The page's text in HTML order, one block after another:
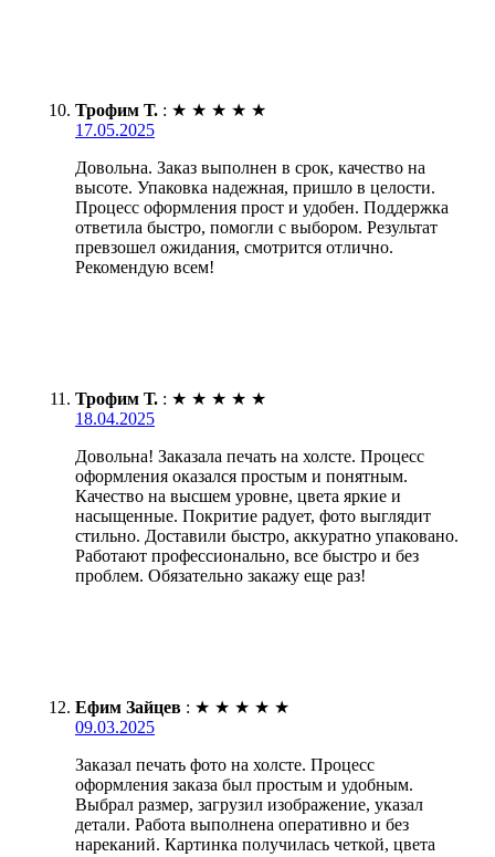
Трофим Т. : ★ ★ ★ ★ ★
17.05.2025
Довольна. Заказ выполнен в срок, качество на
высоте. Упаковка надежная, пришло в целости.
Процесс оформления прост и удобен. Поддержка
ответила быстро, помогли с выбором. Результат
превзошел ожидания, смотрится отлично.
Рекомендую всем!
Трофим Т. : ★ ★ ★ ★ ★
18.04.2025
Довольна! Заказала печать на холсте. Процесс
оформления оказался простым и понятным.
Качество на высшем уровне, цвета яркие и
насыщенные. Покритие радует, фото выглядит
стильно. Доставили быстро, аккуратно упаковано.
Работают профессионально, все быстро и без
проблем. Обязательно закажу еще раз!
Ефим Зайцев : ★ ★ ★ ★ ★
09.03.2025
Заказал печать фото на холсте. Процесс
оформления заказа был простым и удобным.
Выбрал размер, загрузил изображение, указал
детали. Работа выполнена оперативно и без
нареканий. Картинка получилась четкой, цвета